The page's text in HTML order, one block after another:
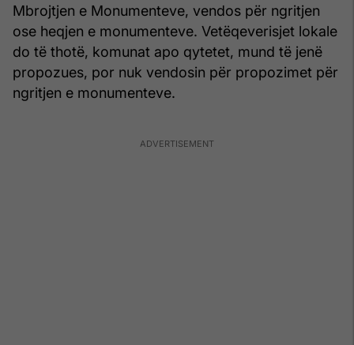
Mbrojtjen e Monumenteve, vendos për ngritjen
ose heqjen e monumenteve. Vetëqeverisjet lokale
do të thotë, komunat apo qytetet, mund të jenë
propozues, por nuk vendosin për propozimet për
ngritjen e monumenteve.